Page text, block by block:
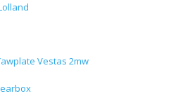
Vestas 2mw